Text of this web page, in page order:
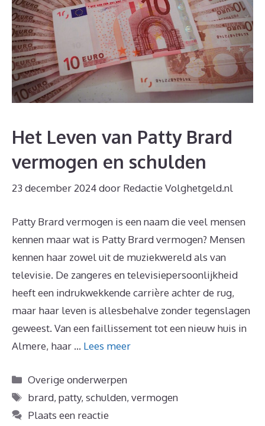
Het Leven van Patty Brard
vermogen en schulden
23 december 2024door Redactie Volghetgeld.nl
Patty Brard vermogen is een naam die veel mensen
kennen maar wat is Patty Brard vermogen? Mensen
kennen haar zowel uit de muziekwereld als van
televisie. De zangeres en televisiepersoonlijkheid
heeft een indrukwekkende carrière achter de rug,
maar haar leven is allesbehalve zonder tegenslagen
geweest. Van een faillissement tot een nieuw huis in
Almere, haar … Lees meer
Categorieën
Overige onderwerpen
Tags
brard,patty,schulden,vermogen
Plaats een reactie